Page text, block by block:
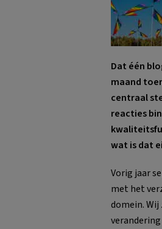
Dat één
maand
centraal
reacties
wat is dat
Vorig jaar
met het
domein. Wij